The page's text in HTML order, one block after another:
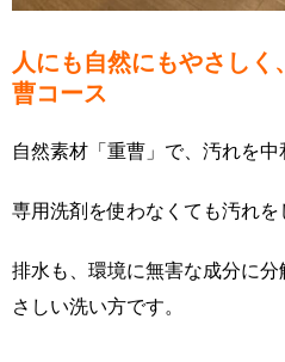
人にも自然にもやさし
曹コース
自然素材「重曹」で、汚れを中
専用洗剤を使わなくても汚れを
排水も、環境に無害な成分に
さしい洗い方です。